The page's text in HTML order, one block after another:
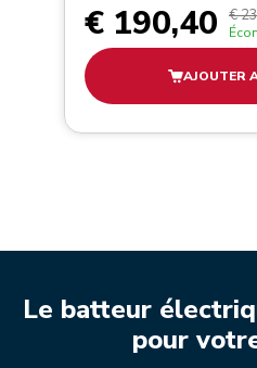
€ 190,40 €
AJOUTER
Le batteur
pour